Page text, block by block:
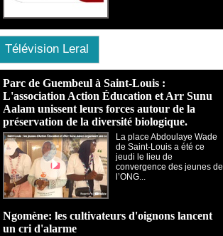
Télévision Leral
Parc de Guembeul à Saint-Louis :
L'association Action Éducation et Arr Sunu
Aalam unissent leurs forces autour de la
préservation de la diversité biologique.
​La place Abdoulaye Wade
de Saint-Louis a été ce
jeudi le lieu de
convergence des jeunes de
l’ONG...
Ngomène: les cultivateurs d'oignons lancent
un cri d'alarme